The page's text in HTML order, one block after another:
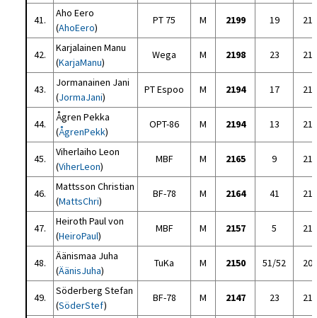
41.
Aho Eero
(AhoEero)
PT 75 M 2199 19
42.
Karjalainen Manu
(KarjaManu)
Wega M 2198 23
43.
Jormanainen Jani
(JormaJani)
PT Espoo M 2194 17
44.
Ågren Pekka
(ÅgrenPekk)
OPT-86 M 2194 13
45.
Viherlaiho Leon
(ViherLeon)
MBF M 2165 9
46.
Mattsson Christian
(MattsChri)
BF-78 M 2164 41
47.
Heiroth Paul von
(HeiroPaul)
MBF M 2157 5
48.
Äänismaa Juha
(ÄänisJuha)
TuKa M 2150 51/52
49.
Söderberg Stefan
(SöderStef)
BF-78 M 2147 23